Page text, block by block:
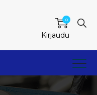
0
Kirjaudu